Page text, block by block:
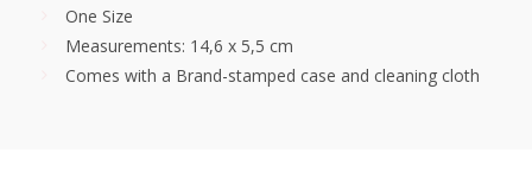
One Size
Measurements: 14,6 x 5,5 cm
Comes with a Brand-stamped case and cleaning cloth